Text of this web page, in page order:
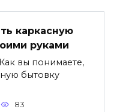
каркасную
руками
вы понимаете,
бытовку
83